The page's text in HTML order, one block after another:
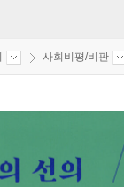
사회비평/비판